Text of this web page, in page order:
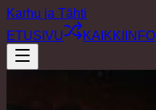
Karhu ja Tähti
ETUSIVU
KAIKKI INFO